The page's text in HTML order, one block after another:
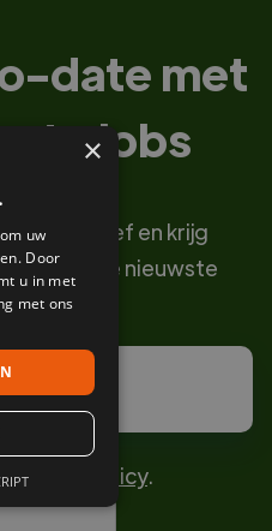
date met
jobs
nieuwsbrief en krijg
van de nieuwste
privacy policy.
×
uw
Door
u in met
met ons